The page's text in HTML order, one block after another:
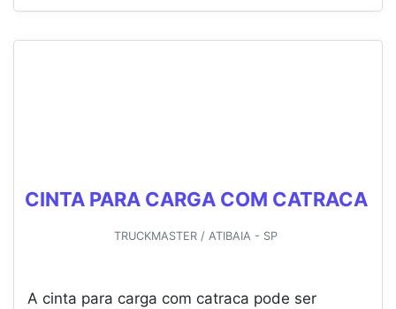
CINTA PARA CARGA COM CATRACA
TRUCKMASTER / ATIBAIA - SP
A cinta para carga com catraca pode ser